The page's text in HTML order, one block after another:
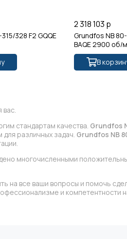
328 F2 GQQE
2 318 103 р
Grundfos NB
BAQE 2900 об/
В
стандартам качества. Grundfos
различных задач. Grundfos NB
многочисленными
на все ваши вопросы и помочь
и компетентности